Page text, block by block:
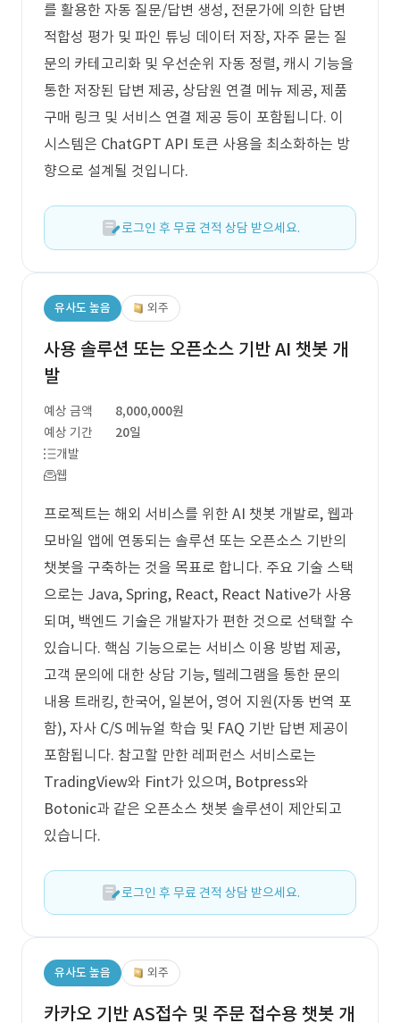
를 활용한 자동 질문/답변 생성, 전문가에 의한 답변
적합성 평가 및 파인 튜닝 데이터 저장, 자주 묻는 질
문의 카테고리화 및 우선순위 자동 정렬, 캐시 기능을
통한 저장된 답변 제공, 상담원 연결 메뉴 제공, 제품
구매 링크 및 서비스 연결 제공 등이 포함됩니다. 이
시스템은 ChatGPT API 토큰 사용을 최소화하는 방
향으로 설계될 것입니다.
로그인 후 무료 견적 상담 받으세요.
유사도 높음 외주
사용 솔루션 또는 오픈소스 기반 AI 챗봇 개
발
예상 금액
8,000,000원
예상 기간
20일
개발
웹
프로젝트는 해외 서비스를 위한 AI 챗봇 개발로, 웹과
모바일 앱에 연동되는 솔루션 또는 오픈소스 기반의
챗봇을 구축하는 것을 목표로 합니다. 주요 기술 스택
으로는 Java, Spring, React, React Native가 사용
되며, 백엔드 기술은 개발자가 편한 것으로 선택할 수
있습니다. 핵심 기능으로는 서비스 이용 방법 제공,
고객 문의에 대한 상담 기능, 텔레그램을 통한 문의
내용 트래킹, 한국어, 일본어, 영어 지원(자동 번역 포
함), 자사 C/S 메뉴얼 학습 및 FAQ 기반 답변 제공이
포함됩니다. 참고할 만한 레퍼런스 서비스로는
TradingView와 Fint가 있으며, Botpress와
Botonic과 같은 오픈소스 챗봇 솔루션이 제안되고
있습니다.
로그인 후 무료 견적 상담 받으세요.
유사도 높음 외주
카카오 기반 AS접수 및 주문 접수용 챗봇 개